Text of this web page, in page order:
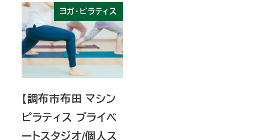
ヨガ・ピラティス
【調布市布田 マシン
ピラティス プライベ
ートスタジオ/個人ス